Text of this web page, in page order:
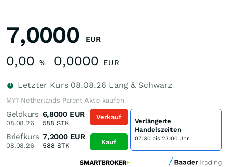
7,0000 EUR
0,00 % 0,0000 EUR
Letzter Kurs 08.08.26 Lang & Schwarz
MYT Netherlands Parent Aktie kaufen
Geldkurs
08.08.26
6,8000 EUR
588 STK
Briefkurs
08.08.26
7,2000 EUR
588 STK
Verkauf
Kauf
Verlängerte
Handelszeiten
07:30 bis 23:00 Uhr